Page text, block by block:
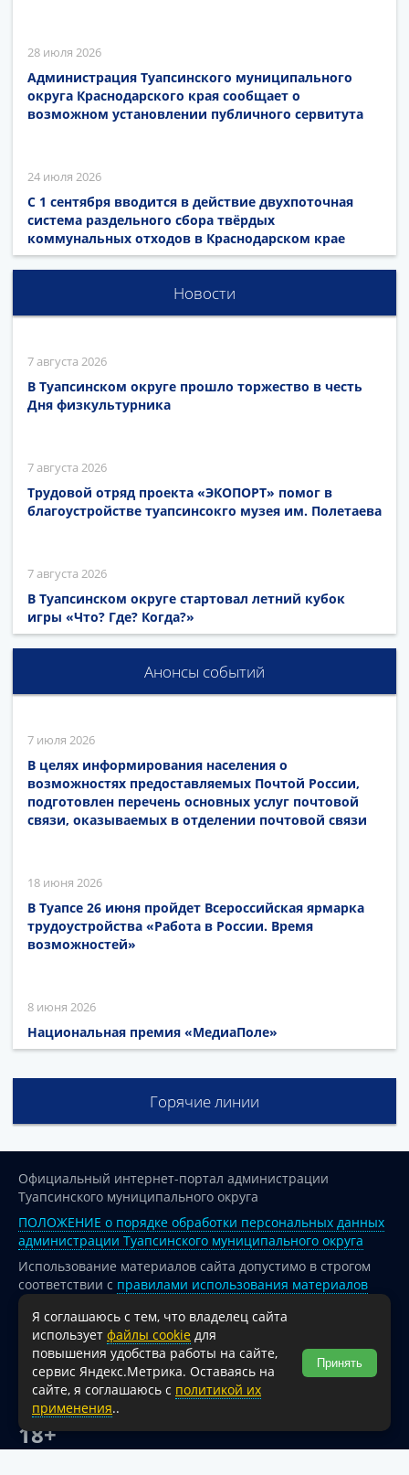
28 июля 2026
Администрация Туапсинского муниципального
округа Краснодарского края сообщает о
возможном установлении публичного сервитута
24 июля 2026
С 1 сентября вводится в действие двухпоточная
система раздельного сбора твёрдых
коммунальных отходов в Краснодарском крае
Новости
7 августа 2026
В Туапсинском округе прошло торжество в честь
Дня физкультурника
7 августа 2026
Трудовой отряд проекта «ЭКОПОРТ» помог в
благоустройстве туапсинсокго музея им. Полетаева
7 августа 2026
В Туапсинском округе стартовал летний кубок
игры «Что? Где? Когда?»
Анонсы событий
7 июля 2026
В целях информирования населения о
возможностях предоставляемых Почтой России,
подготовлен перечень основных услуг почтовой
связи, оказываемых в отделении почтовой связи
18 июня 2026
В Туапсе 26 июня пройдет Всероссийская ярмарка
трудоустройства «Работа в России. Время
возможностей»
8 июня 2026
Национальная премия «МедиаПоле»
Горячие линии
Официальный интернет-портал администрации
Туапсинского муниципального округа
ПОЛОЖЕНИЕ о порядке обработки персональных данных
администрации Туапсинского муниципального округа
Использование материалов сайта допустимо в строгом
соответствии с правилами использования материалов
опубликованных на сайте
При перепечатке и использовании информации ссылка
на источник обязательна.
Для сайтов и страниц сети Интернет обязательна
активная гиперссылка на официальный интернет-портал
администрации Туапсинского муниципального округа.
18+
Я соглашаюсь с тем, что владелец сайта
использует файлы cookie для
повышения удобства работы на сайте,
сервис Яндекс.Метрика. Оставаясь на
сайте, я соглашаюсь с политикой их
применения..
Принять